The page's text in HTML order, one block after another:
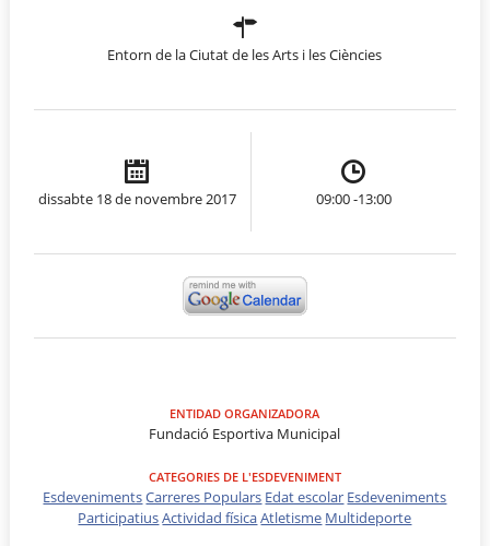
Entorn de la Ciutat de les Arts i les Ciències
dissabte 18 de novembre 2017 09:00 -13:00
ENTIDAD ORGANIZADORA
Fundació Esportiva Municipal
CATEGORIES DE L'ESDEVENIMENT
EsdevenimentsCarreres Populars Edat escolar Esdeveniments
ParticipatiusActividad físicaAtletisme Multideporte